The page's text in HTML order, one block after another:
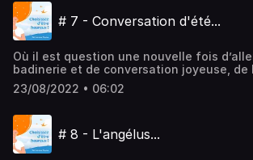
audiomeans.fr/politique-de-
d'informations.# 7 - Conversation d'été...
Où il est question une nouvelle fois
badinerie et de conversation joyeuse, de
autant que de deuil et de frustrations, et
d’embarquer sur un tapis volant…
confidentialite pour plus d'informations.
23/08/2022 • 06:02
# 8 - L'angélus...